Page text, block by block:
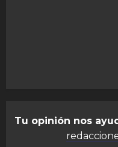
Tu opinión nos